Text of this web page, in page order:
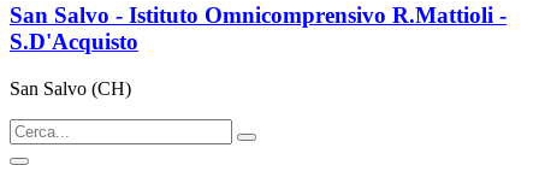
San Salvo - Istituto Omnicomprensivo R.Mattioli -
S.D'Acquisto
San Salvo (CH)